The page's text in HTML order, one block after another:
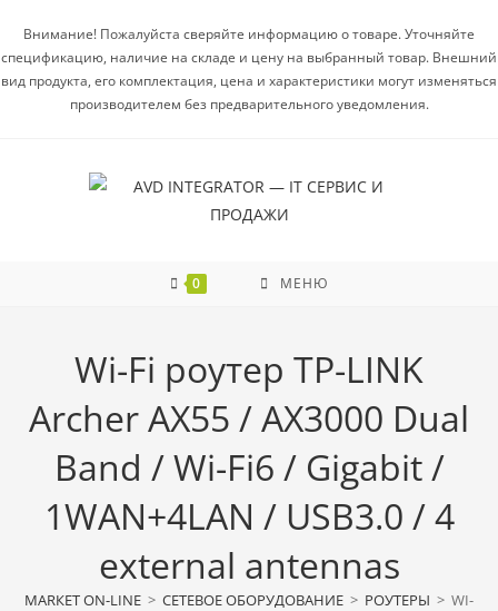
Внимание! Пожалуйста сверяйте информацию о товаре. Уточняйте
спецификацию, наличие на складе и цену на выбранный товар. Внешний
вид продукта, его комплектация, цена и характеристики могут изменяться
производителем без предварительного уведомления.
0 МЕНЮ
Wi-Fi роутер TP-LINK
Archer AX55 / AX3000 Dual
Band / Wi-Fi6 / Gigabit /
1WAN+4LAN / USB3.0 / 4
external antennas
МАRКЕТ ON-LINE > СЕТЕВОЕ ОБОРУДОВАНИЕ > РОУТЕРЫ > WI-FI